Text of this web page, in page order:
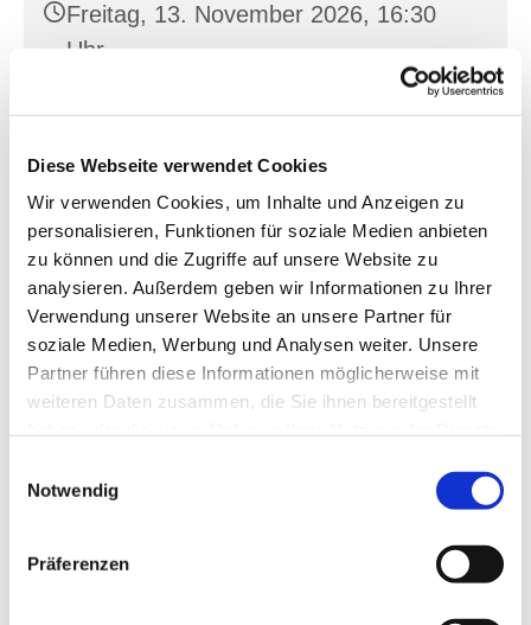
Diese Webseite verwendet Cookies
Wir verwenden Cookies, um Inhalte und Anzeigen zu
personalisieren, Funktionen für soziale Medien anbieten
zu können und die Zugriffe auf unsere Website zu
analysieren. Außerdem geben wir Informationen zu Ihrer
Verwendung unserer Website an unsere Partner für
soziale Medien, Werbung und Analysen weiter. Unsere
Partner führen diese Informationen möglicherweise mit
weiteren Daten zusammen, die Sie ihnen bereitgestellt
Notwendig
Präferenzen
Freitag, 13. November 2026, 16:30
Uhr
Friedensglocke, Uferstr. 1 /